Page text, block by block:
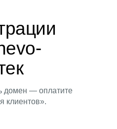
домен — оплатите
клиентов».